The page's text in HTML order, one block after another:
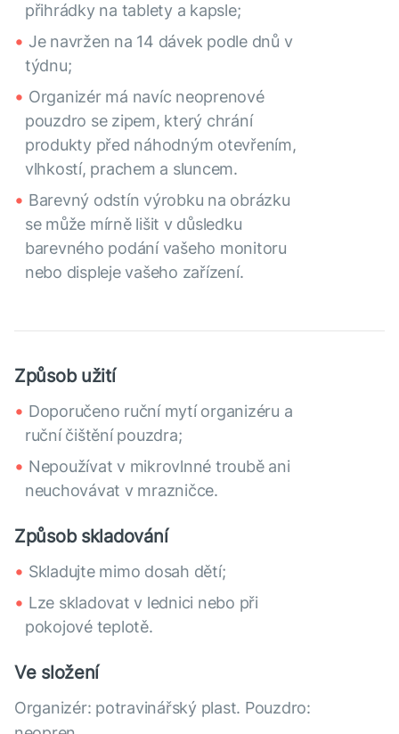
přihrádky na tablety a kapsle;
Je navržen na 14 dávek podle dnů v
týdnu;
Organizér má navíc neoprenové
pouzdro se zipem, který chrání
produkty před náhodným otevřením,
vlhkostí, prachem a sluncem.
Barevný odstín výrobku na obrázku
se může mírně lišit v důsledku
barevného podání vašeho monitoru
nebo displeje vašeho zařízení.
Způsob užití
Doporučeno ruční mytí organizéru a
ruční čištění pouzdra;
Nepoužívat v mikrovlnné troubě ani
neuchovávat v mrazničce.
Způsob skladování
Skladujte mimo dosah dětí;
Lze skladovat v lednici nebo při
pokojové teplotě.
Ve složení
Organizér: potravinářský plast. Pouzdro: